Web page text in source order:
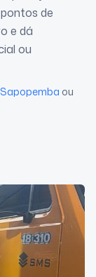
de
e dá
ou
ou